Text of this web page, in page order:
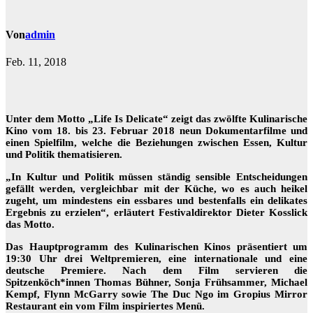
Vonadmin
Feb. 11, 2018
Unter dem Motto „Life Is Delicate“ zeigt das zwölfte Kulinarische
Kino vom 18. bis 23. Februar 2018 neun Dokumentarfilme und
einen Spielfilm, welche die Beziehungen zwischen Essen, Kultur
und Politik thematisieren.
„In Kultur und Politik müssen ständig sensible Entscheidungen
gefällt werden, vergleichbar mit der Küche, wo es auch heikel
zugeht, um mindestens ein essbares und bestenfalls ein delikates
Ergebnis zu erzielen“, erläutert Festivaldirektor Dieter Kosslick
das Motto.
Das Hauptprogramm des Kulinarischen Kinos präsentiert um
19:30 Uhr drei Weltpremieren, eine internationale und eine
deutsche Premiere. Nach dem Film servieren die
Spitzenköch*innen Thomas Bühner, Sonja Frühsammer, Michael
Kempf, Flynn McGarry sowie The Duc Ngo im Gropius Mirror
Restaurant ein vom Film inspiriertes Menü.